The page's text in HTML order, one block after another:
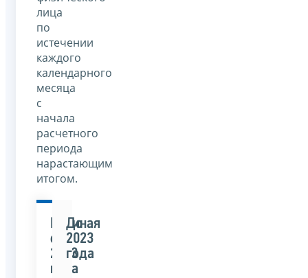
лица
по
истечении
каждого
календарного
месяца
с
начала
расчетного
периода
нарастающим
итогом.
Начиная
с
2023
года
До
2023
года